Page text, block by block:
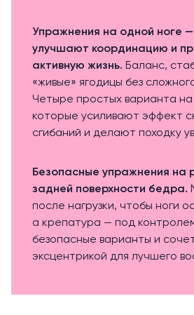
Упражнения на одной ноге —
улучшают координацию и
активную жизнь. Баланс,
«живые» ягодицы без
Четыре простых варианта на
которые усиливают эффект
сгибаний и делают походку
Безопасные упражнения на
задней поверхности бедра.
после нагрузки, чтобы ноги
а крепатура — под
безопасные варианты и
эксцентрикой для лучшего